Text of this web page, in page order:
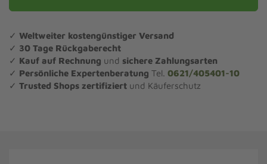
✓ Weltweiter kostengünstiger Versand
✓ 30 Tage Rückgaberecht
✓ Kauf auf Rechnung und sichere Zahlungsarten
✓ Persönliche Expertenberatung Tel. 0621/405401-10
✓ Trusted Shops zertifiziert und Käuferschutz